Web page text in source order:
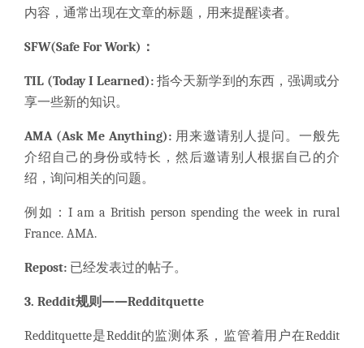
内容，通常出现在文章的标题，用来提醒读者。
SFW(Safe For Work)：
TIL (Today I Learned):指今天新学到的东西，强调或分
享一些新的知识。
AMA (Ask Me Anything): 用来邀请别人提问。一般先
介绍自己的身份或特长，然后邀请别人根据自己的介
绍，询问相关的问题。
例如：I am a British person spending the week in rural
France. AMA.
Repost: 已经发表过的帖子。
3. Reddit规则——Redditquette
Redditquette是Reddit的监测体系，监管着用户在Reddit